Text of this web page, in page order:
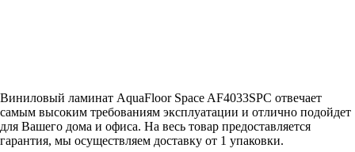
Виниловый ламинат AquaFloor Space AF4033SPC отвечает
самым высоким требованиям эксплуатации и отлично подойдет
для Вашего дома и офиса. На весь товар предоставляется
гарантия, мы осуществляем доставку от 1 упаковки.